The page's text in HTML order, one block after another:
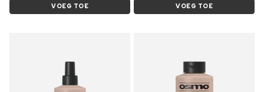
VOEG TOE VOEG TOE